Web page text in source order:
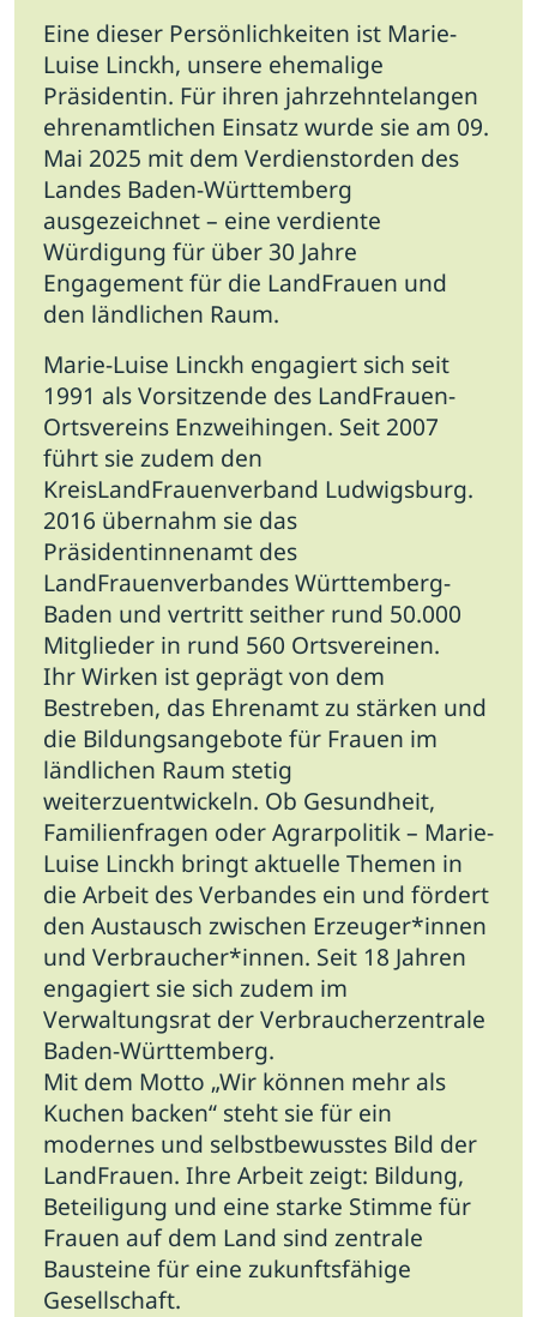
Eine dieser Persönlichkeiten ist Marie-
Luise Linckh, unsere ehemalige
Präsidentin. Für ihren jahrzehntelangen
ehrenamtlichen Einsatz wurde sie am 09.
Mai 2025 mit dem Verdienstorden des
Landes Baden-Württemberg
ausgezeichnet – eine verdiente
Würdigung für über 30 Jahre
Engagement für die LandFrauen und
den ländlichen Raum.
Marie-Luise Linckh engagiert sich seit
1991 als Vorsitzende des LandFrauen-
Ortsvereins Enzweihingen. Seit 2007
führt sie zudem den
KreisLandFrauenverband Ludwigsburg.
2016 übernahm sie das
Präsidentinnenamt des
LandFrauenverbandes Württemberg-
Baden und vertritt seither rund 50.000
Mitglieder in rund 560 Ortsvereinen.
Ihr Wirken ist geprägt von dem
Bestreben, das Ehrenamt zu stärken und
die Bildungsangebote für Frauen im
ländlichen Raum stetig
weiterzuentwickeln. Ob Gesundheit,
Familienfragen oder Agrarpolitik – Marie-
Luise Linckh bringt aktuelle Themen in
die Arbeit des Verbandes ein und fördert
den Austausch zwischen Erzeuger*innen
und Verbraucher*innen. Seit 18 Jahren
engagiert sie sich zudem im
Verwaltungsrat der Verbraucherzentrale
Baden-Württemberg.
Mit dem Motto „Wir können mehr als
Kuchen backen“ steht sie für ein
modernes und selbstbewusstes Bild der
LandFrauen. Ihre Arbeit zeigt: Bildung,
Beteiligung und eine starke Stimme für
Frauen auf dem Land sind zentrale
Bausteine für eine zukunftsfähige
Gesellschaft.